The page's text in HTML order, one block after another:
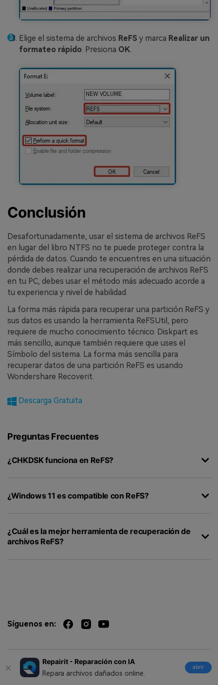
Repairit - Reparación con IA
Repara archivos dañados online.
abrir
Elige el sistema de archivos ReFS y marca Realizar un
formateo rápido. Presiona OK.
Conclusión
Desafortunadamente, usar el sistema de archivos ReFS
en lugar del libro NTFS no te puede proteger contra la
pérdida de datos. Cuando te encuentres en una situación
donde debes realizar una recuperación de archivos ReFS
en tu PC, debes usar el método más adecuado acorde a
tu experiencia y nivel de habilidad.
La forma más rápida para recuperar una partición ReFS y
sus datos es usando la herramienta ReFSUtil, pero
requiere de mucho conocimiento técnico. Diskpart es
más sencillo, aunque también requiere que uses el
Símbolo del sistema. La forma más sencilla para
recuperar datos de una partición ReFS es usando
Wondershare Recoverit.
Descarga Gratuita
Preguntas Frecuentes
¿CHKDSK funciona en ReFS?
¿Windows 11 es compatible con ReFS?
¿Cuál es la mejor herramienta de recuperación de
archivos ReFS?
Síguenos en:
Artículos relacionados